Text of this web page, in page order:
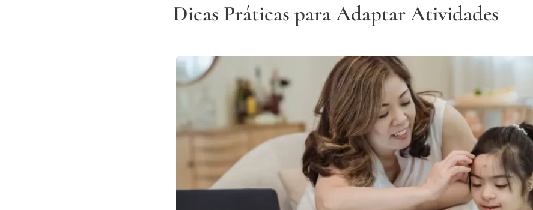
Dicas Práticas para Adaptar Atividades